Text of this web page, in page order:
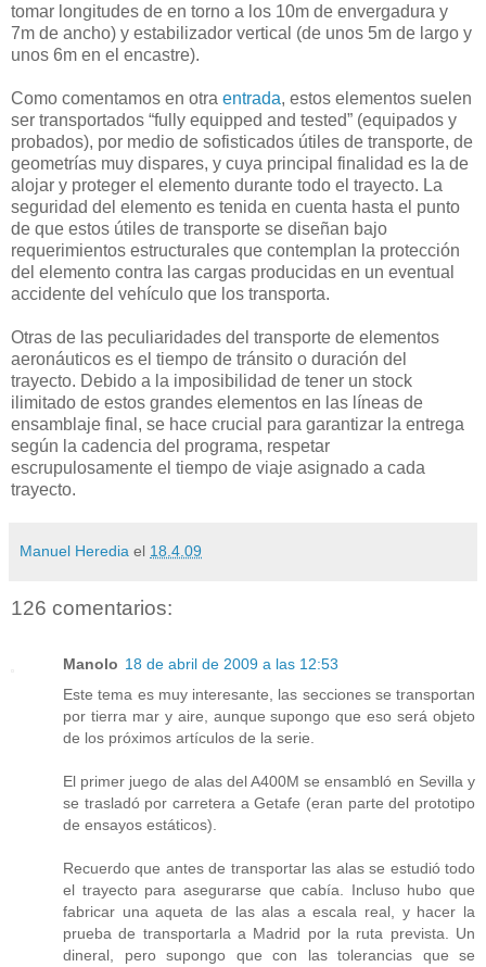
tomar longitudes de en torno a los 10m de envergadura y
7m de ancho) y estabilizador vertical (de unos 5m de largo y
unos 6m en el encastre).
Como comentamos en otra entrada, estos elementos suelen
ser transportados “fully equipped and tested” (equipados y
probados), por medio de sofisticados útiles de transporte, de
geometrías muy dispares, y cuya principal finalidad es la de
alojar y proteger el elemento durante todo el trayecto. La
seguridad del elemento es tenida en cuenta hasta el punto
de que estos útiles de transporte se diseñan bajo
requerimientos estructurales que contemplan la protección
del elemento contra las cargas producidas en un eventual
accidente del vehículo que los transporta.
Otras de las peculiaridades del transporte de elementos
aeronáuticos es el tiempo de tránsito o duración del
trayecto. Debido a la imposibilidad de tener un stock
ilimitado de estos grandes elementos en las líneas de
ensamblaje final, se hace crucial para garantizar la entrega
según la cadencia del programa, respetar
escrupulosamente el tiempo de viaje asignado a cada
trayecto.
Manuel Heredia el 18.4.09
126 comentarios:
Manolo 18 de abril de 2009 a las 12:53
Este tema es muy interesante, las secciones se transportan
por tierra mar y aire, aunque supongo que eso será objeto
de los próximos artículos de la serie.
El primer juego de alas del A400M se ensambló en Sevilla y
se trasladó por carretera a Getafe (eran parte del prototipo
de ensayos estáticos).
Recuerdo que antes de transportar las alas se estudió todo
el trayecto para asegurarse que cabía. Incluso hubo que
fabricar una aqueta de las alas a escala real, y hacer la
prueba de transportarla a Madrid por la ruta prevista. Un
dineral, pero supongo que con las tolerancias que se